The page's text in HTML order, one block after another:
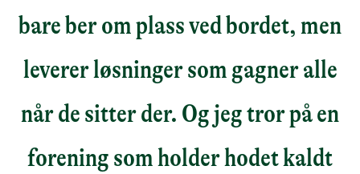
bare ber om plass ved bordet, men
leverer løsninger som gagner alle
når de sitter der. Og jeg tror på en
forening som holder hodet kaldt